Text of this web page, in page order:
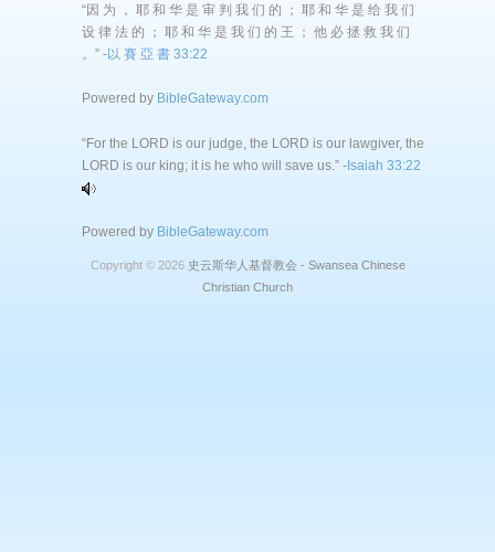
“因 为 ， 耶 和 华 是 审 判 我 们 的 ； 耶 和 华 是 给 我 们
设 律 法 的 ； 耶 和 华 是 我 们 的 王 ； 他 必 拯 救 我 们
。” -以 賽 亞 書 33:22
Powered by BibleGateway.com
“For the LORD is our judge, the LORD is our lawgiver, the
LORD is our king; it is he who will save us.” -Isaiah 33:22
Powered by BibleGateway.com
Copyright © 2026 史云斯华人基督教会 - Swansea Chinese
Christian Church